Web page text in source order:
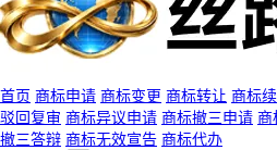
首页 商标申请 商标变更 商标转让 商标
驳回复审 商标异议申请 商标撤三申请 商
撤三答辩 商标无效宣告 商标代办